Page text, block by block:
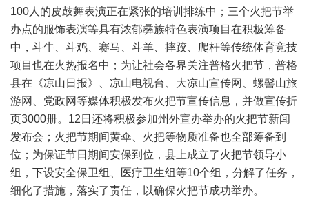
100人的皮鼓舞表演正在紧张的培训排练中；三个火把节举
办点的服饰表演等具有浓郁彝族特色表演项目在积极筹备
中，斗牛、斗鸡、赛马、斗羊、摔跤、爬杆等传统体育竞技
项目也在火热报名中；为让社会各界关注普格火把节，普格
县在《凉山日报》、凉山电视台、大凉山宣传网、螺髻山旅
游网、党政网等媒体积极发布火把节宣传信息，并做宣传折
页3000册。12日还将积极参加州外宣办举办的火把节新闻
发布会；火把节期间黄伞、火把等物质准备也全部筹备到
位；为保证节日期间安保到位，县上成立了火把节领导小
组，下设安全保卫组、医疗卫生组等10个组，分解了任务，
细化了措施，落实了责任，以确保火把节成功举办。